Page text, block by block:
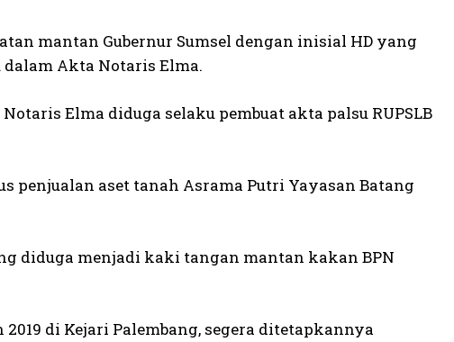
mantan Gubernur Sumsel dengan inisial HD yang
Akta Notaris Elma.
Elma diduga selaku pembuat akta palsu RUPSLB
penjualan aset tanah Asrama Putri Yayasan Batang
diduga menjadi kaki tangan mantan kakan BPN
di Kejari Palembang, segera ditetapkannya